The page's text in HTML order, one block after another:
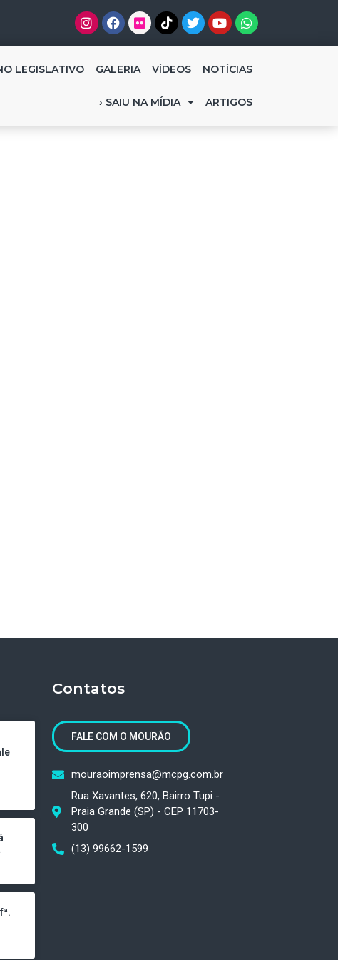
LEGISLATIVO GALERIA VÍDEOS NOTÍCIAS
› SAIU NA MÍDIA ARTIGOS
Contatos
FALE COM O MOURÃO
mouraoimprensa@mcpg.com.br
Rua Xavantes, 620, Bairro Tupi -
Praia Grande (SP) - CEP 11703-
300
(13) 99662-1599